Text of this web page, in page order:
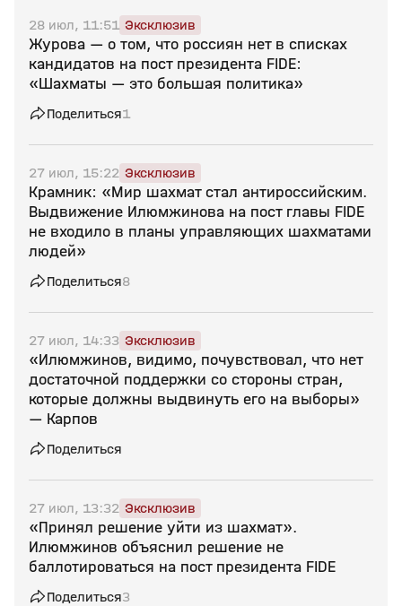
28 июл, 11:51 Эксклюзив
Журова — о том, что россиян нет в списках
кандидатов на пост президента FIDE:
«Шахматы — это большая политика»
Поделиться1
27 июл, 15:22 Эксклюзив
Крамник: «Мир шахмат стал антироссийским.
Выдвижение Илюмжинова на пост главы FIDE
не входило в планы управляющих шахматами
людей»
Поделиться8
27 июл, 14:33 Эксклюзив
«Илюмжинов, видимо, почувствовал, что нет
достаточной поддержки со стороны стран,
которые должны выдвинуть его на выборы»
— Карпов
Поделиться
27 июл, 13:32 Эксклюзив
«Принял решение уйти из шахмат».
Илюмжинов объяснил решение не
баллотироваться на пост президента FIDE
Поделиться3